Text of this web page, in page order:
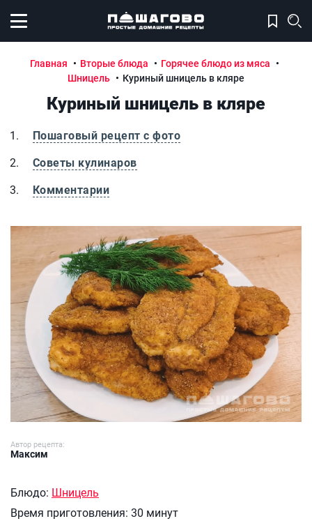
Открыть меню
Главная Вторые блюда
Горячее блюдо из мяса
Шницель
Куриный шницель в кляре
Куриный шницель в кляре
Пошаговый рецепт с фото
Советы кулинаров
Комментарии
Куриный шницель в кляре
Автор рецепта:
Максим
Блюдо: Шницель
Время приготовления: 30 минут